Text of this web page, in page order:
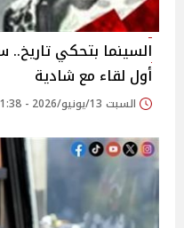
السينما بتحكي
أول لقاء مع شادية
السبت 13/يونيو/2026 - 01:38 م